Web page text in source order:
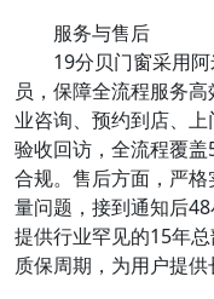
服务与售后
19分贝门窗采用阿
员，保障全流程服务
业咨询、预约到店、
验收回访，全流程覆
合规。售后方面，严
量问题，接到通知后
提供行业罕见的15年
质保周期，为用户提供